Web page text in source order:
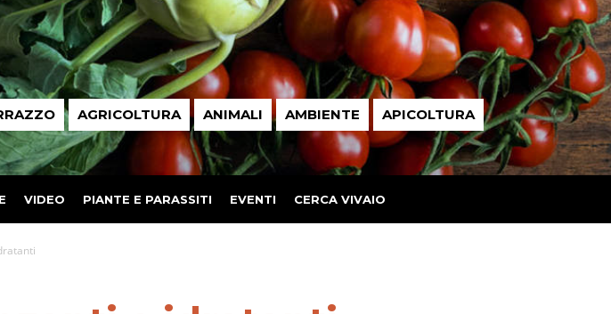
AGRICOLTURA ANIMALI AMBIENTE APICOLTURA
VIDEO PIANTE E PARASSITI EVENTI CERCA VIVAIO